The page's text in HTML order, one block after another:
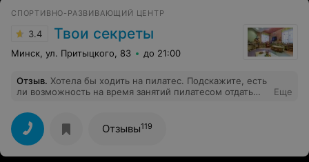
СПОРТИВНО-РАЗВИВАЮЩИЙ ЦЕНТР
3.4 Твои секреты
Минск, ул. Притыцкого, 83 до 21:00
Отзыв. Хотела бы ходить на пилатес. Подскажите, есть
ли возможность на время занятий пилатесом отдать
развивающие в вашем центре?
Еще
Отзывы119